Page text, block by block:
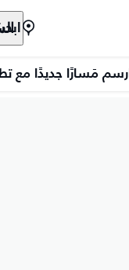
ارسم مَسارًا جديدًا مع